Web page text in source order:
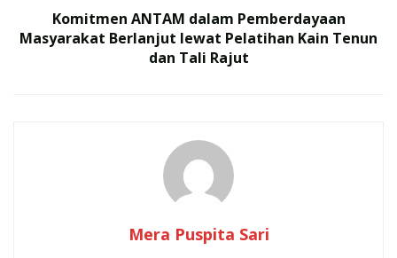
Komitmen ANTAM dalam Pemberdayaan
Masyarakat Berlanjut lewat Pelatihan Kain Tenun
dan Tali Rajut
Mera Puspita Sari